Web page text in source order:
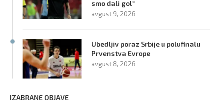
smo dali gol“
avgust 9, 2026
Ubedljiv poraz Srbije u polufinalu
Prvenstva Evrope
avgust 8, 2026
IZABRANE OBJAVE